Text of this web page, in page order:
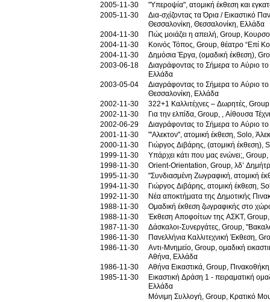
2005-11-30
"Υπεροψία", ατομική έκθεση και
2005-11-30
Δια-σχίζοντας τα Όρια / Εικαστικό
Θεσσαλονίκη, Θεσσαλονίκη, Ελλάδα
2004-11-30
Πώς μοιάζει η απειλή, Group,
2004-11-30
Κοινός Τόπος, Group, θέατρο “Επί
2004-11-30
Δημόσια Έργα, (ομαδική έκθεση),
2003-06-18
Διαγράφοντας το Σήμερα το Αύριο
Ελλάδα
2003-05-04
Διαγράφοντας το Σήμερα το Αύριο
Θεσσαλονίκη, Ελλάδα
2002-11-30
322+1 Καλλιτέχνες – Δωρητές,
2002-11-30
Για την ελπίδα, Group, , Αίθουσα
2002-06-29
Διαγράφοντας το Σήμερα το Αύριο
2001-11-30
"'Αλεκτον", ατομική έκθεση, Solo,
2000-11-30
Γιώργος Διβάρης, (ατομική
1999-11-30
Υπάρχει κάτι που μας ενώνει;,
1998-11-30
Orient-Orientation, Group, λδ’
1995-11-30
"Συνδιασμένη Ζωγραφική, ατομική
1994-11-30
Γιώργος Διβάρης, ατομική έκθεση,
1992-11-30
Νέα αποκτήματα της Δημοτικής
1988-11-30
Ομαδική έκθεση ζωγραφικής στο
1988-11-30
Έκθεση Αποφοίτων της ΑΣΚΤ,
1987-11-30
Δάσκαλοι-Συνεργάτες, Group,
1986-11-30
Πανελλήνια Καλλιτεχνική Έκθεση,
1986-11-30
Αντι-Μνημείο, Group, ομαδική
Αθήνα, Ελλάδα
1986-11-30
Αθήνα Εικαστικά, Group,
1985-11-30
Εικαστική Δράση 1 - πειραματική
Ελλάδα
Μόνιμη Συλλογή, Group, Κρατικό